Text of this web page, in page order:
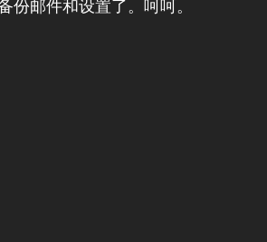
邮件和设置了。呵呵。